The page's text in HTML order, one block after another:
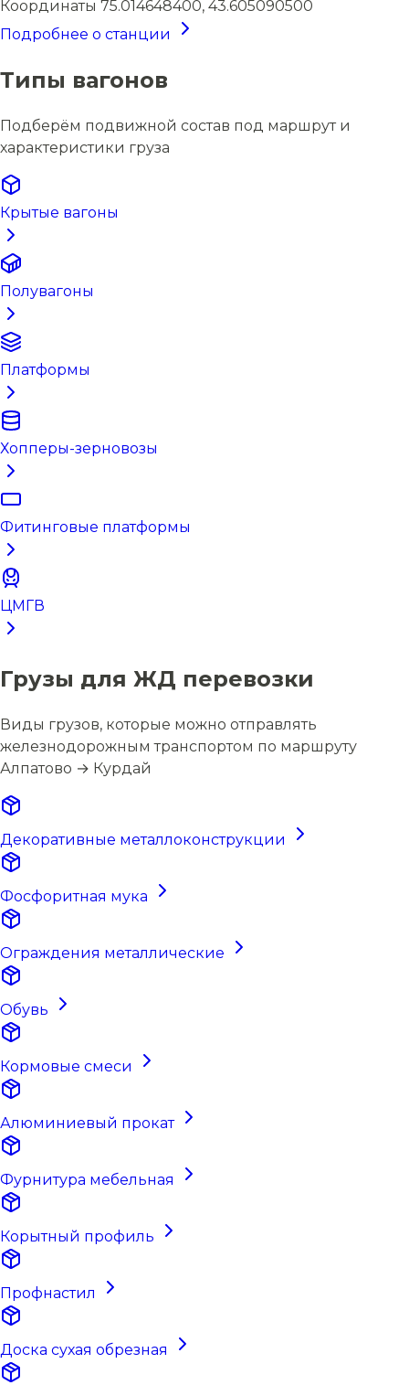
Координаты 75.014648400, 43.605090500
Подробнее о станции
Типы вагонов
Подберём подвижной состав под маршрут и
характеристики груза
Крытые вагоны
Полувагоны
Платформы
Хопперы-зерновозы
Фитинговые платформы
ЦМГВ
Грузы для ЖД перевозки
Виды грузов, которые можно отправлять
железнодорожным транспортом по маршруту
Алпатово → Курдай
Декоративные металлоконструкции
Фосфоритная мука
Ограждения металлические
Обувь
Кормовые смеси
Алюминиевый прокат
Фурнитура мебельная
Корытный профиль
Профнастил
Доска сухая обрезная